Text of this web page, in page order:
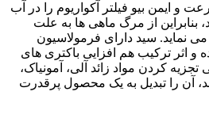
و ایمن بیو فیلتر آکواریوم را در آب
بنابراین از مرگ ماهی ها به علت
نماید. سید دارای فرمولاسیون
و اثر ترکیب هم افزایی باکتری های
کردن مواد زائد آلی، آمونیاک،
آن را تبدیل به یک محصول پرقدرت